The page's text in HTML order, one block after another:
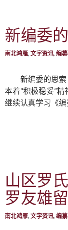
新编委
南北鸿雁, 文字资讯, 编
新编委的思
本着“积极稳妥”
继续认真学习《
山区罗
罗友雄
南北鸿雁, 文字资讯, 编